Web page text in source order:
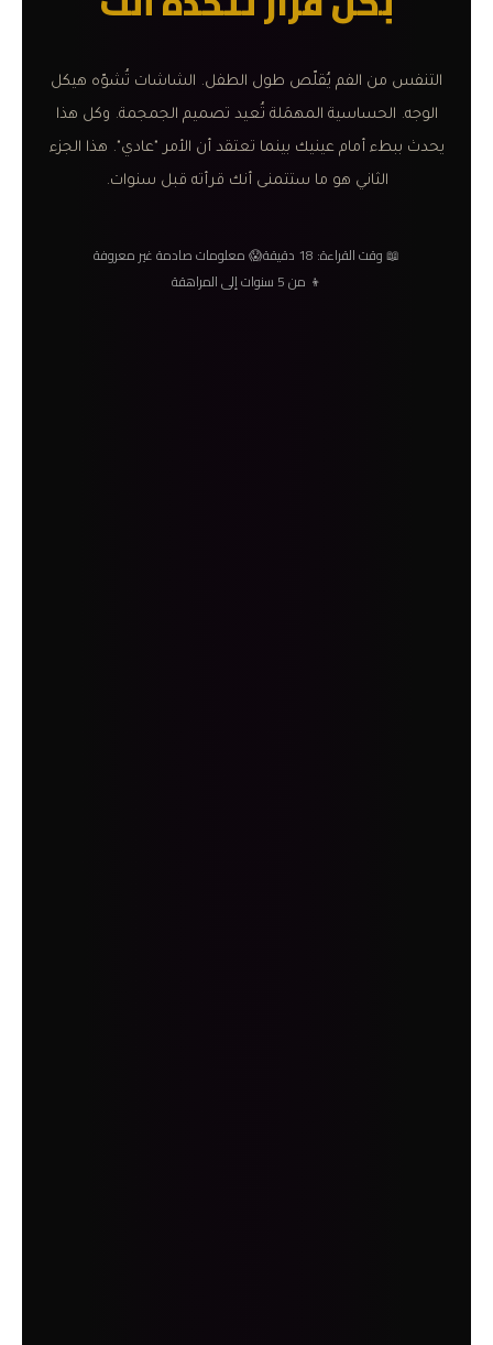
التنفس من الفم يُقلّص طول الطفل. الشاشات تُشوّه هيكل
الوجه. الحساسية المهمَلة تُعيد تصميم الجمجمة. وكل هذا
يحدث ببطء أمام عينيك بينما تعتقد أن الأمر "عادي". هذا الجزء
الثاني هو ما ستتمنى أنك قرأته قبل سنوات.
📖 وقت القراءة: 18 دقيقة
😱 معلومات صادمة غير معروفة
👦 من 5 سنوات إلى المراهقة